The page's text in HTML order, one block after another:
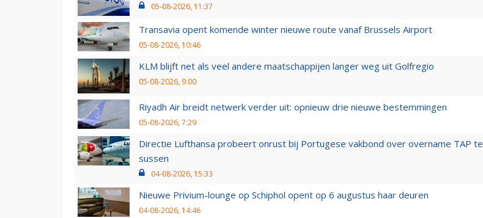
05-08-2026, 11:37
Transavia opent komende winter nieuwe route vanaf Brussels Airport
05-08-2026, 10:46
KLM blijft net als veel andere maatschappijen langer weg uit Golfregio
05-08-2026, 9:00
Riyadh Air breidt netwerk verder uit: opnieuw drie nieuwe bestemmingen
05-08-2026, 7:29
Directie Lufthansa probeert onrust bij Portugese vakbond over overname TAP te
sussen
04-08-2026, 15:33
Nieuwe Privium-lounge op Schiphol opent op 6 augustus haar deuren
04-08-2026, 14:46